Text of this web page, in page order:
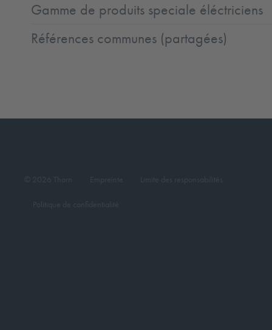
Gamme de produits speciale éléctriciens
Références communes (partagées)